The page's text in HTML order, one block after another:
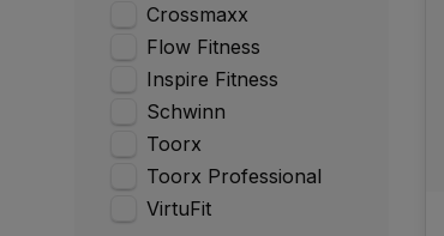
Crossmaxx
Flow Fitness
Inspire Fitness
Schwinn
Toorx
Toorx Professional
VirtuFit